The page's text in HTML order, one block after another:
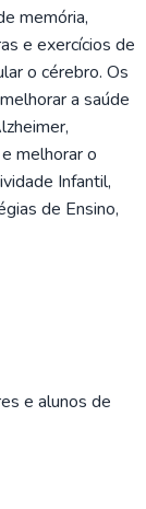
memória,
e exercícios de
o cérebro. Os
a saúde
melhorar o
Infantil,
de Ensino,
e alunos de